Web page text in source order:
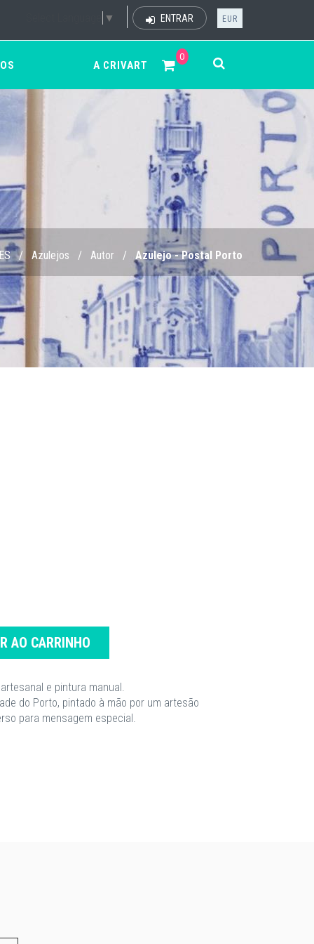
▼ ENTRAR EUR
0
A CRIVART
/ Azulejos / Autor / Azulejo - Postal Porto
AO CARRINHO
e pintura manual.
do Porto, pintado à mão por um artesão
para mensagem especial.